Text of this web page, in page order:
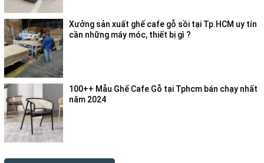
Xưởng sản xuất ghế cafe gỗ sồi tại Tp.HCM uy tín
cần những máy móc, thiết bị gì ?
100++ Mẫu Ghế Cafe Gỗ tại Tphcm bán chạy nhất
năm 2024